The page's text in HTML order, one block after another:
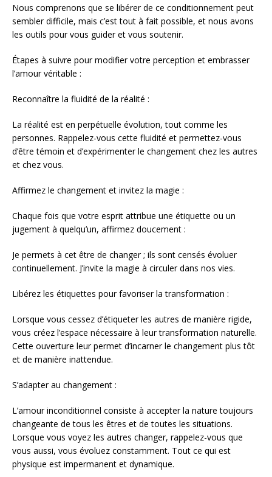
Nous comprenons que se libérer de ce conditionnement peut
sembler difficile, mais c’est tout à fait possible, et nous avons
les outils pour vous guider et vous soutenir.
Étapes à suivre pour modifier votre perception et embrasser
l’amour véritable :
Reconnaître la fluidité de la réalité :
La réalité est en perpétuelle évolution, tout comme les
personnes. Rappelez-vous cette fluidité et permettez-vous
d’être témoin et d’expérimenter le changement chez les autres
et chez vous.
Affirmez le changement et invitez la magie :
Chaque fois que votre esprit attribue une étiquette ou un
jugement à quelqu’un, affirmez doucement :
Je permets à cet être de changer ; ils sont censés évoluer
continuellement. J’invite la magie à circuler dans nos vies.
Libérez les étiquettes pour favoriser la transformation :
Lorsque vous cessez d’étiqueter les autres de manière rigide,
vous créez l’espace nécessaire à leur transformation naturelle.
Cette ouverture leur permet d’incarner le changement plus tôt
et de manière inattendue.
S’adapter au changement :
L’amour inconditionnel consiste à accepter la nature toujours
changeante de tous les êtres et de toutes les situations.
Lorsque vous voyez les autres changer, rappelez-vous que
vous aussi, vous évoluez constamment. Tout ce qui est
physique est impermanent et dynamique.